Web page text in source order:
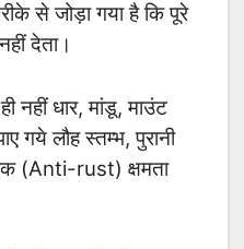
से जोड़ा गया है कि पूरे
देता।
नहीं धार, मांडू, माउंट
गये लौह स्तम्भ, पुरानी
(Anti-rust) क्षमता